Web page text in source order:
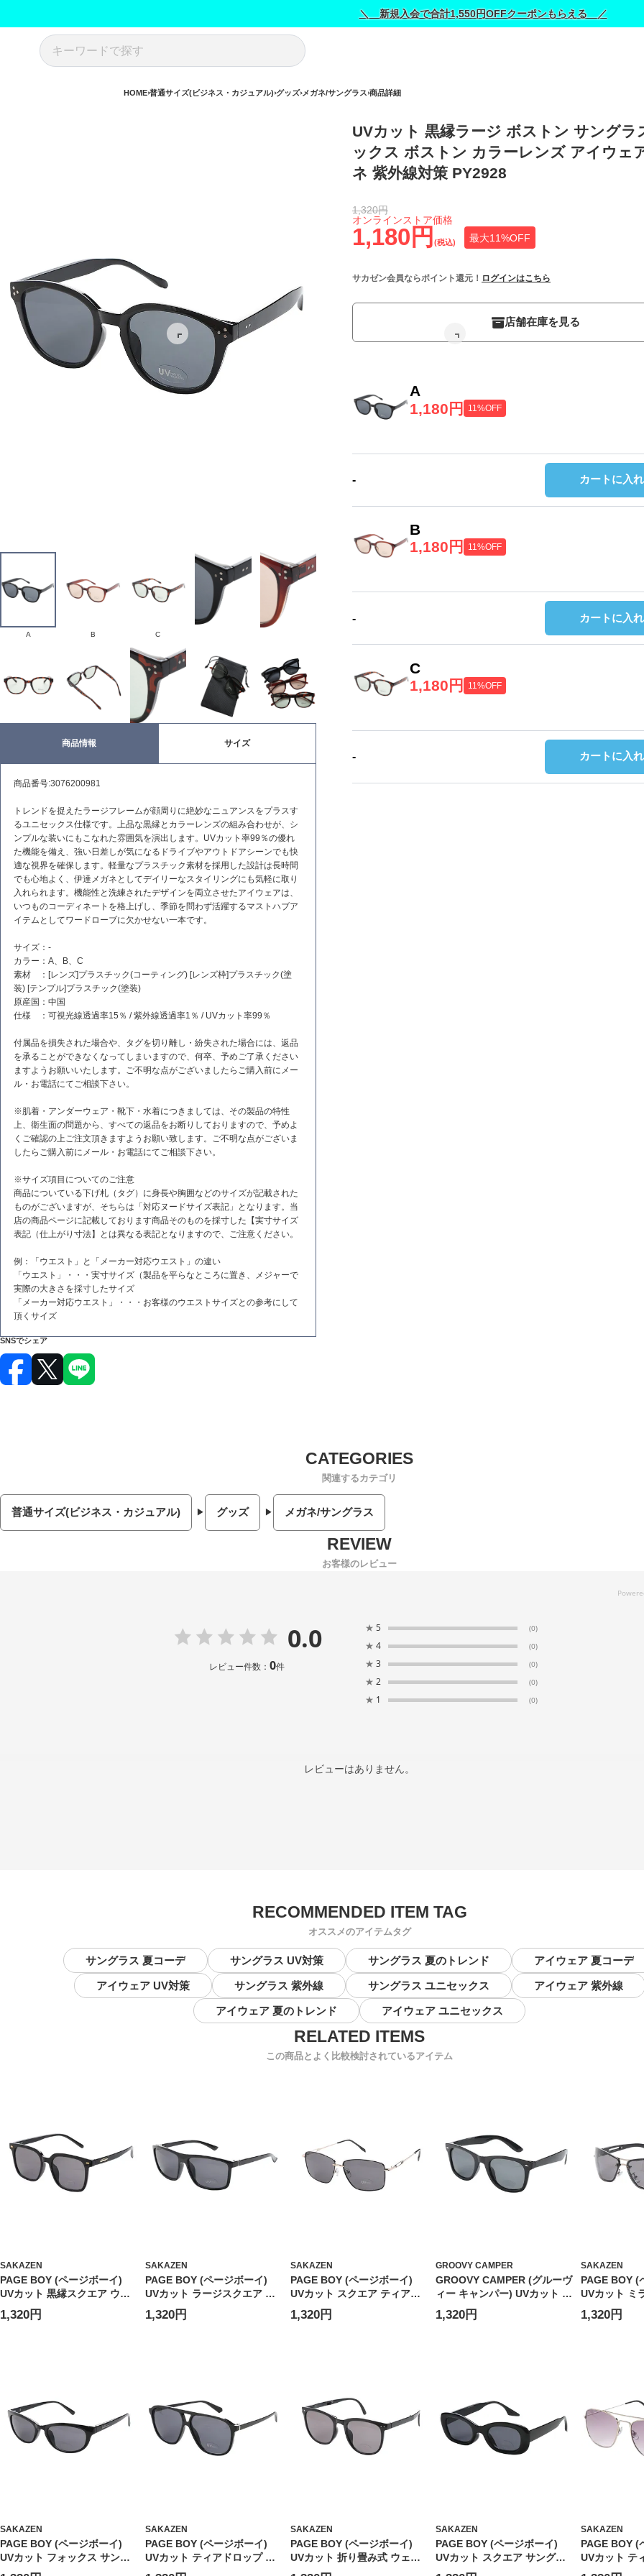
＼ 新規入会で合計1,550円OFFクーポンもらえる ／
HOME 普通サイズ(ビジネス・カジュアル) グッズ メガネ/サングラス 商品詳細
UVカット 黒縁ラージ ボストン サングラ
ックス ボストン カラーレンズ アイウェ
ネ 紫外線対策 PY2928
1,180円 (税込) 最大11%OFF
オンラインストア価格
1,320円
サカゼン会員ならポイント還元！ ログインはこちら
店舗在庫を見る
A
1,180円
11%OFF
- カートに入
B
1,180円
11%OFF
- カートに入
C
1,180円
11%OFF
- カートに入
A B C
商品情報 サイズ
商品番号:3076200981
トレンドを捉えたラージフレームが顔周りに絶妙なニュアンスをプラスす
るユニセックス仕様です。上品な黒縁とカラーレンズの組み合わせが、シ
ンプルな装いにもこなれた雰囲気を演出します。UVカット率99％の優れ
た機能を備え、強い日差しが気になるドライブやアウトドアシーンでも快
適な視界を確保します。軽量なプラスチック素材を採用した設計は長時間
でも心地よく、伊達メガネとしてデイリーなスタイリングにも気軽に取り
入れられます。機能性と洗練されたデザインを両立させたアイウェアは、
いつものコーディネートを格上げし、季節を問わず活躍するマストハブア
イテムとしてワードローブに欠かせない一本です。
サイズ：-
カラー：A、B、C
素材 ：[レンズ]プラスチック(コーティング) [レンズ枠]プラスチック(塗
装) [テンプル]プラスチック(塗装)
原産国：中国
仕様 ：可視光線透過率15％ / 紫外線透過率1％ / UVカット率99％
付属品を損失された場合や、タグを切り離し・紛失された場合には、返品
を承ることができなくなってしまいますので、何卒、予めご了承ください
ますようお願いいたします。ご不明な点がございましたらご購入前にメー
ル・お電話にてご相談下さい。
※肌着・アンダーウェア・靴下・水着につきましては、その製品の特性
上、衛生面の問題から、すべての返品をお断りしておりますので、予めよ
くご確認の上ご注文頂きますようお願い致します。ご不明な点がございま
したらご購入前にメール・お電話にてご相談下さい。
※サイズ項目についてのご注意
商品についている下げ札（タグ）に身長や胸囲などのサイズが記載された
ものがございますが、そちらは「対応ヌードサイズ表記」となります。当
店の商品ページに記載しております商品そのものを採寸した【実寸サイズ
表記（仕上がり寸法】とは異なる表記となりますので、ご注意ください。
例：「ウエスト」と「メーカー対応ウエスト」の違い
「ウエスト」・・・実寸サイズ（製品を平らなところに置き、メジャーで
実際の大きさを採寸したサイズ
「メーカー対応ウエスト」・・・お客様のウエストサイズとの参考にして
頂くサイズ
SNSでシェア
関連するカテゴリ
普通サイズ(ビジネス・カジュアル) グッズ メガネ/サングラス
お客様のレビュー
0.0
レビュー件数： 0件
★ 5 (0)
★ 4 (0)
★ 3 (0)
★ 2 (0)
★ 1 (0)
レビューはありません。
オススメのアイテムタグ
サングラス 夏コーデ サングラス UV対策 サングラス 夏のトレンド アイウェア 夏コーデ
アイウェア UV対策 サングラス 紫外線 サングラス ユニセックス アイウェア 紫外線
アイウェア 夏のトレンド アイウェア ユニセックス
この商品とよく比較検討されているアイテム
SAKAZEN
PAGE BOY (ページボーイ)
UVカット 黒縁スクエア ウェ
リントン サングラス ユニセッ
クス スクエアウェリントン カ
1,320円
SAKAZEN
PAGE BOY (ページボーイ)
UVカット ラージスクエア サ
ングラス ユニセックス スクエ
ア カラーレンズ アイウェア
1,320円
SAKAZEN
PAGE BOY (ページボーイ)
UVカット スクエア ティアド
ロップ サングラス ユニセック
ス カラーレンズ メタルフレー
1,320円
GROOVY CAMPER
GROOVY CAMPER (グルーヴ
ィー キャンパー) UVカット 黒
縁ウェリントン サングラス 偏
光 ユニセックス ウェリントン
1,320円
SAKAZEN
PAGE BOY (
UVカット ミ
グラス ユニ
コンビネー
1,320円
SAKAZEN
PAGE BOY (ページボーイ)
UVカット フォックス サング
ラス ユニセックス カラーレン
SAKAZEN
PAGE BOY (ページボーイ)
UVカット ティアドロップ サ
ングラス ユニセックス アイウ
SAKAZEN
PAGE BOY (ページボーイ)
UVカット 折り畳み式 ウェリ
ントン サングラス 折り畳み
SAKAZEN
PAGE BOY (ページボーイ)
UVカット スクエア サングラ
ス ユニセックス アイウェア
SAKAZEN
PAGE BOY (
UVカット テ
ングラス ユ